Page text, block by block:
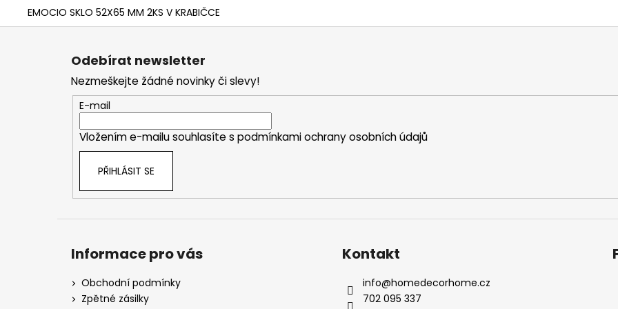
EMOCIO SKLO 52X65 MM 2KS V KRABIČCE
Z
Odebírat newsletter
Nezmeškejte žádné novinky či slevy!
E-mail
Vložením e-mailu souhlasíte s podmínkami ochrany osobních údajů
PŘIHLÁSIT SE
Informace pro vás
Obchodní podmínky
Zpětné zásilky
Kontakt
info@homedecorhome.cz
702 095 337